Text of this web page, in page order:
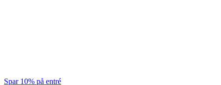
Spar 10% på entré